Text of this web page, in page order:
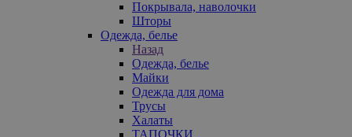
Покрывала, наволочки
Шторы
Одежда, белье
Назад
Одежда, белье
Майки
Одежда для дома
Трусы
Халаты
ТАПОЧКИ